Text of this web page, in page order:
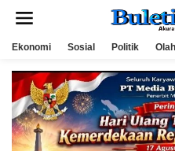
Ekonomi Sosial Politik